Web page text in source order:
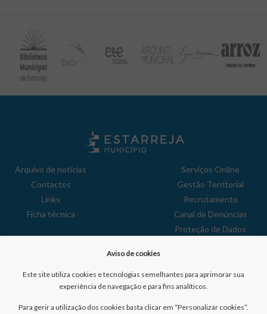
Arquivo de notícias
Contactos
Links
Ficha técnica
Serviços Online
Gestão Territorial
Recrutamento
Canal de Denúncias
Proteção de Dados
Reclamações
Aviso de cookies
Este site utiliza cookies e tecnologias semelhantes para aprimorar sua
experiência de navegação e para fins analíticos.
Para gerir a utilização dos cookies basta clicar em “Personalizar cookies”.